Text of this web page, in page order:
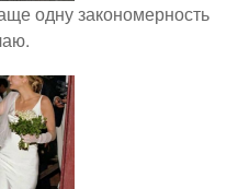
одну закономерность